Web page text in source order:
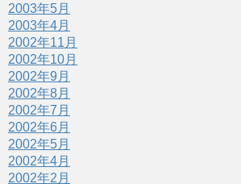
2003年5月
2003年4月
2002年11月
2002年10月
2002年9月
2002年8月
2002年7月
2002年6月
2002年5月
2002年4月
2002年2月